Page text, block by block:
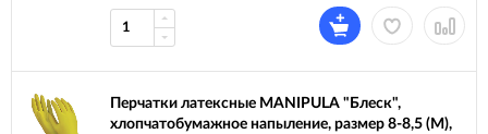
Перчатки латексные MANIPULA "Блеск",
хлопчатобумажное напыление, размер 8-8,5 (M),